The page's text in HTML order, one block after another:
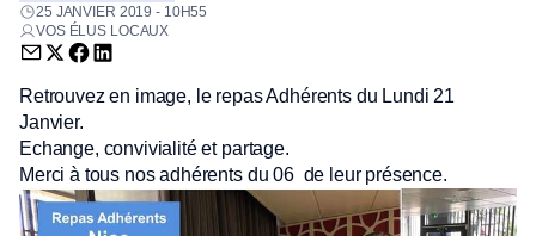
25 JANVIER 2019 - 10H55
VOS ÉLUS LOCAUX
Envoyer par email (nouvelle fenêtre)
Partager sur Twitter (nouvelle fenêtre)
Partager sur Facebook (nouvelle fenêtre)
Partager sur LinkedIn (nouvelle fenêtre)
Retrouvez en image, le repas Adhérents du Lundi 21
Janvier.
Echange, convivialité et partage.
Merci à tous nos adhérents du 06 de leur présence.